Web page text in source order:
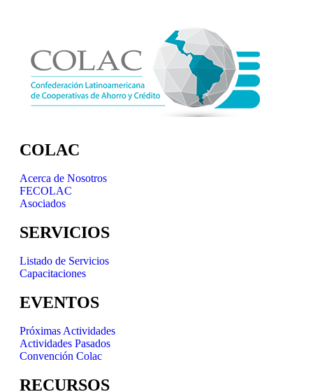
COLAC
Acerca de Nosotros
FECOLAC
Asociados
SERVICIOS
Listado de Servicios
Capacitaciones
EVENTOS
Próximas Actividades
Actividades Pasados
Convención Colac
RECURSOS